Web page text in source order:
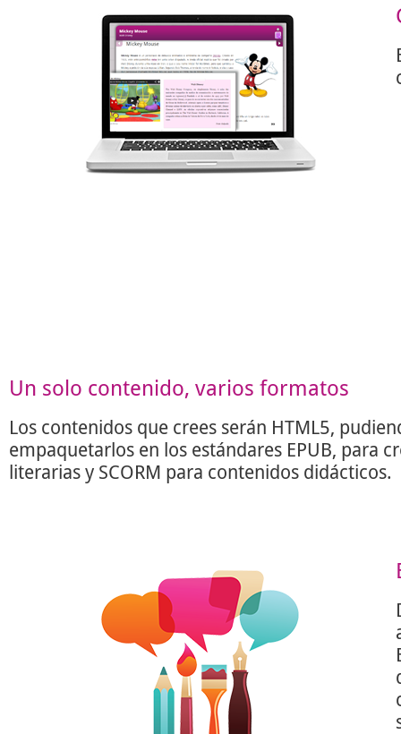
Un solo contenido, varios formatos
Los contenidos que crees serán HTML5,
empaquetarlos en los estándares EPUB, para
literarias y SCORM para contenidos didácticos.